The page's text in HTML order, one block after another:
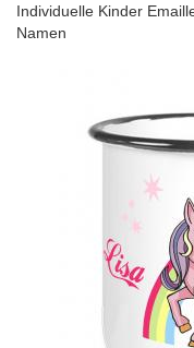
Individuelle Kinder
Namen